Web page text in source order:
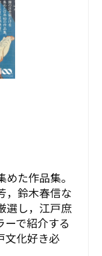
た作品集。
，鈴木春信な
選し，江戸庶
ーで紹介する
文化好き必